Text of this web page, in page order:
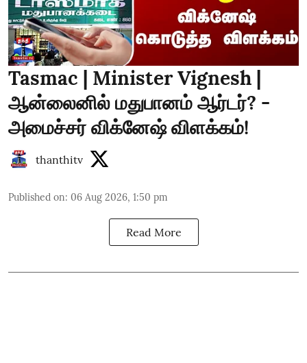
Tasmac | Minister Vignesh |
ஆன்லைனில் மதுபானம் ஆர்டர்? -
அமைச்சர் விக்னேஷ் விளக்கம்!
thanthitv
Published on: 06 Aug 2026, 1:50 pm
Read More